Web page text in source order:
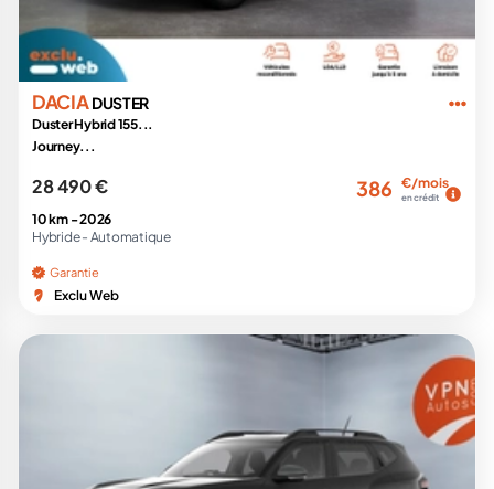
DACIADUSTER
Duster Hybrid 155...
Journey...
28 490 € 386 €/mois
en crédit
10 km -2026
Hybride - Automatique
Garantie
Exclu Web